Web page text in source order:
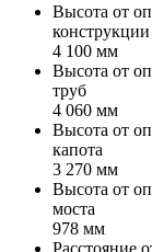
Высота от
4 100 мм
Высота от
труб
4 060 мм
Высота от
капота
3 270 мм
Высота от
моста
978 мм
Расстояние